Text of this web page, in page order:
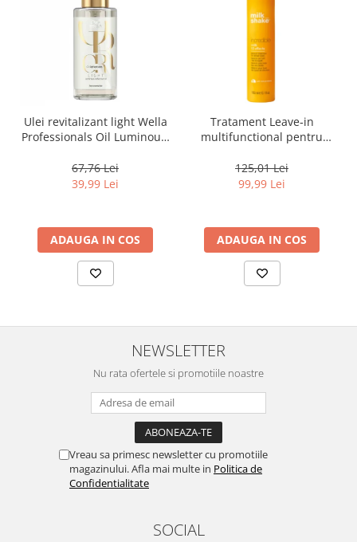
Ulei revitalizant light Wella
Professionals Oil Luminous,
67,76 Lei
39,99 Lei
ADAUGA IN COS
Tratament Leave‑in
multifunctional pentru
beneficii Milk Shake Leave-
in Incredible Milk, 150 ml
125,01 Lei
99,99 Lei
ADAUGA IN COS
NEWSLETTER
Nu rata ofertele si promotiile noastre
Vreau sa primesc newsletter cu promotiile
magazinului. Afla mai multe in Politica de
Confidentialitate
SOCIAL